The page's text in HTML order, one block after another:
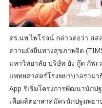
ดร.นพ.ไพโรจน์ กล่าวต่อว่า ส
ความยั่งยืนทางสุขภาพจิต
มหาวิทยาลัย บริษัท ยัง กู๊ด กัฟ
แพทยศาสตร์โรงพยาบาลราม
App ริเริ่มโครงการพัฒนานักป
เพื่อผลิตอาสาสมัครนักปฐมพย